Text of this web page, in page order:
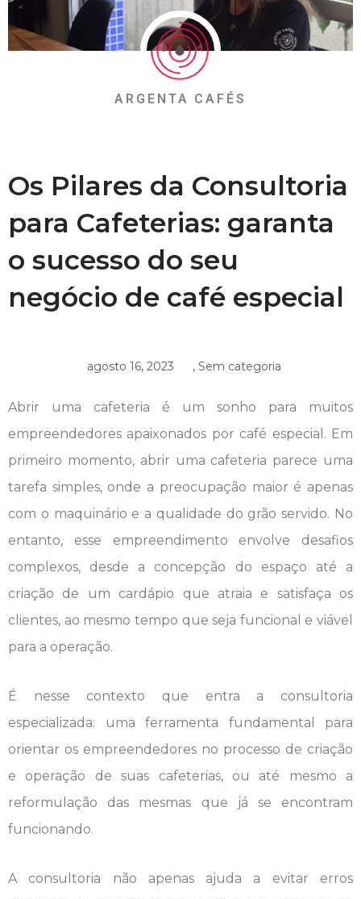
ARGENTA CAFÉS
Os Pilares da Consultoria
para Cafeterias: garanta
o sucesso do seu
negócio de café especial
agosto 16, 2023 , Sem categoria
Abrir uma cafeteria é um sonho para muitos
empreendedores apaixonados por café especial. Em
primeiro momento, abrir uma cafeteria parece uma
tarefa simples, onde a preocupação maior é apenas
com o maquinário e a qualidade do grão servido. No
entanto, esse empreendimento envolve desafios
complexos, desde a concepção do espaço até a
criação de um cardápio que atraia e satisfaça os
clientes, ao mesmo tempo que seja funcional e viável
para a operação.
É nesse contexto que entra a consultoria
especializada: uma ferramenta fundamental para
orientar os empreendedores no processo de criação
e operação de suas cafeterias, ou até mesmo a
reformulação das mesmas que já se encontram
funcionando.
A consultoria não apenas ajuda a evitar erros